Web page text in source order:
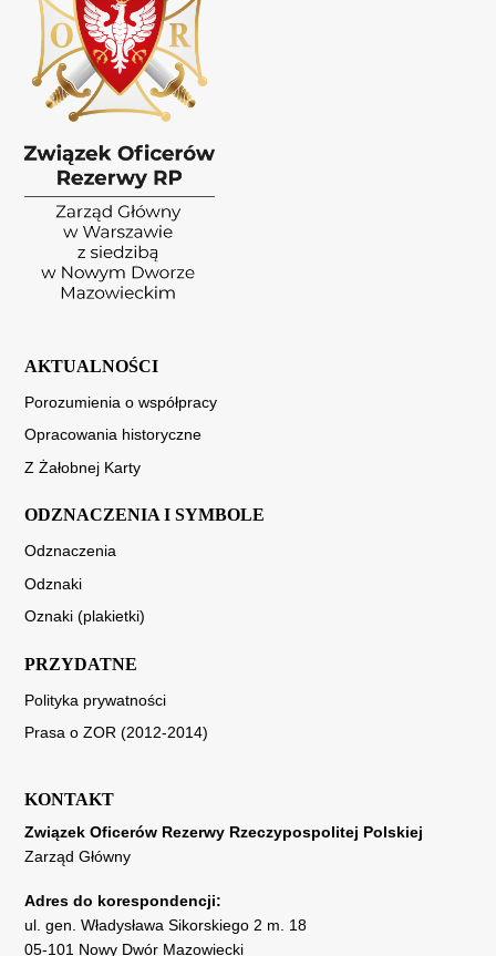
AKTUALNOŚCI
Porozumienia o współpracy
Opracowania historyczne
Z Żałobnej Karty
ODZNACZENIA I SYMBOLE
Odznaczenia
Odznaki
Oznaki (plakietki)
PRZYDATNE
Polityka prywatności
Prasa o ZOR (2012-2014)
KONTAKT
Związek Oficerów Rezerwy Rzeczypospolitej Polskiej
Zarząd Główny
Adres do korespondencji:
ul. gen. Władysława Sikorskiego 2 m. 18
05-101 Nowy Dwór Mazowiecki